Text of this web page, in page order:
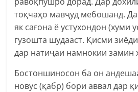
тоқчаҳо мавҷуд мебошанд.
як сағона ё устухондон (хуми
гузошта шудааст. Қисми
дар натиҷаи намнокии замин
Бостоншиносон ба он
новус (қабр) бори аввал дар